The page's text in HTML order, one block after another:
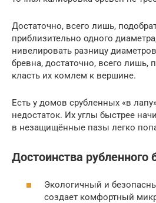
Достаточно, всего лишь,
приблизительно одного
нивелировать разницу
бревна, достаточно, всего лишь,
класть их комлем к вершине.
Есть у домов срубленных «в
недостаток. Их углы быстрее
в незащищённые пазы легко
Достоинства рубленного
Экологичный и
создает комфортный